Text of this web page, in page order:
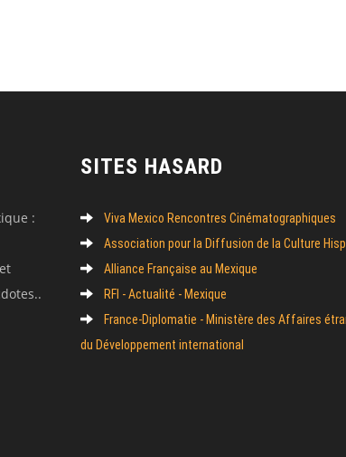
:
SITES HASARD
Viva Mexico Rencontres Cinématographiques
Association pour la Diffusion de la Culture
Alliance Française au Mexique
RFI - Actualité - Mexique
France-Diplomatie - Ministère des Affaires
du Développement international